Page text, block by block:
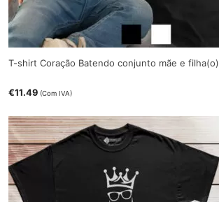
T-shirt Coração Batendo conjunto mãe e filha(o)
€11.49 (Com IVA)